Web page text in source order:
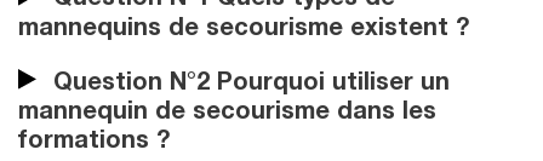
mannequins de secourisme existent ?
Question N°2 Pourquoi utiliser un
mannequin de secourisme dans les
formations ?